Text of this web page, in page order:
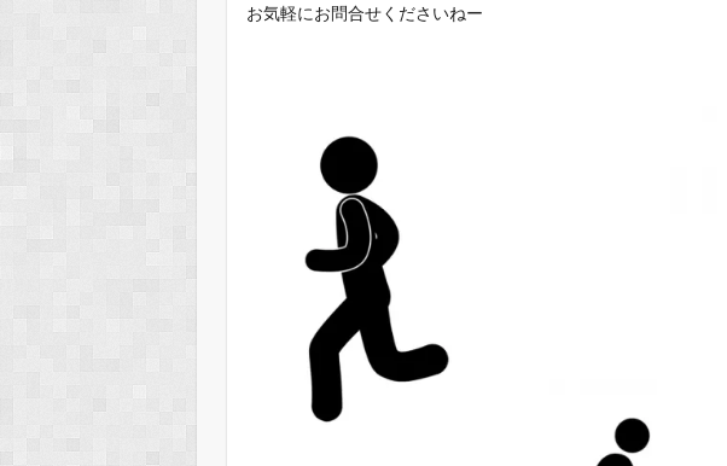
お気軽にお問合せくださいねー